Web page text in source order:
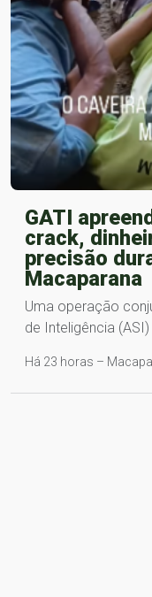
GATI
crack,
precisão
Macaparana
Uma operação
de Inteligência
Há 23 horas –